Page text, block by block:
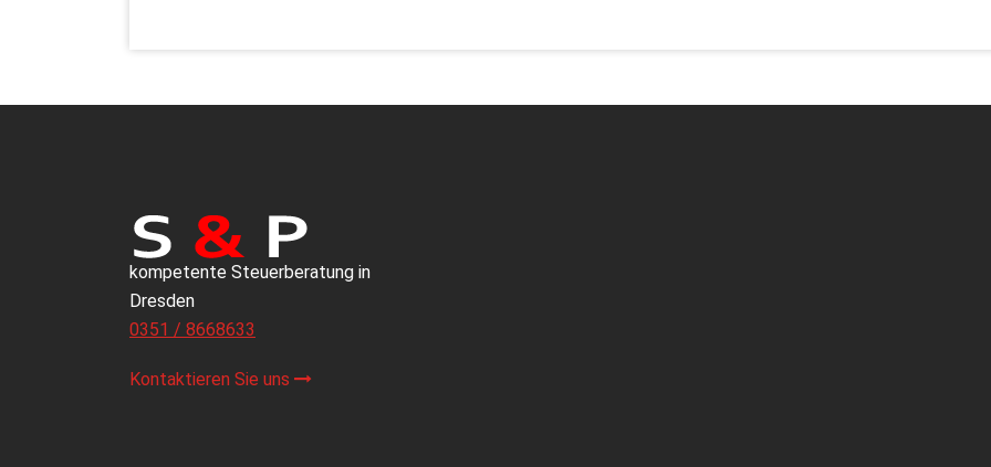
kompetente Steuerberatung in
Dresden
0351 / 8668633
Kontaktieren Sie uns